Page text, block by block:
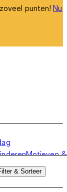
punten!Nu
Motieven &
& Sorteer